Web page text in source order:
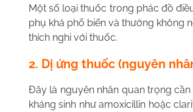
Một số loại thuốc trong phác đồ
phụ khá phổ biến và thường không
thích nghi với thuốc.
2. Dị ứng thuốc (nguyên
Đây là nguyên nhân quan trọng
kháng sinh như amoxicillin hoặc